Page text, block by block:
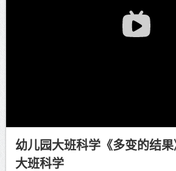
幼儿园大班科学《多变的结
大班科学